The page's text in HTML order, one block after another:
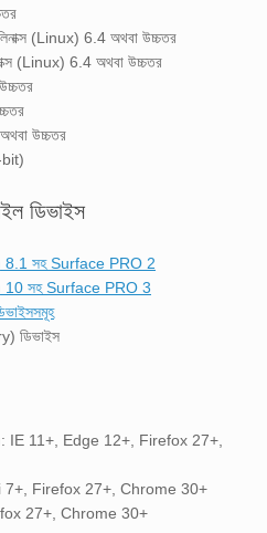
লিনাক্স (Linux) 6.4 অথবা উচ্চতর
(Linux) 6.4 অথবা উচ্চতর
উচ্চতর
ডিভাইস
8.1 সহ Surface PRO 2
10 সহ Surface PRO 3
ডিভাইস
IE 11+, Edge 12+, Firefox 27+,
7+, Firefox 27+, Chrome 30+
27+, Chrome 30+